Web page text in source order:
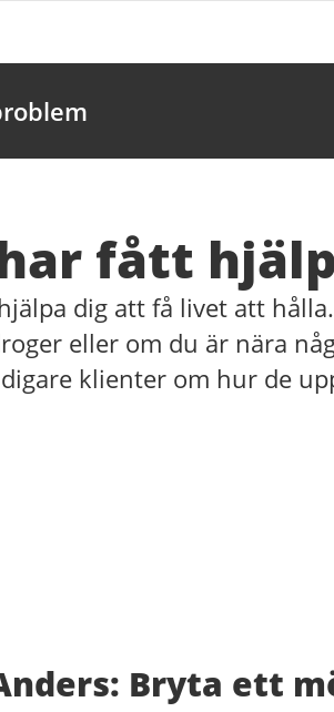
fått hjälp
dig att få livet att
eller om du är nära
klienter om hur de
Bryta ett